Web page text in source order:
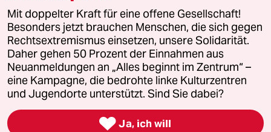
Alle Rechte vorbehalten. Bei rechtlichen Fragen oder für Genehmigungen
wenden Sie sich bitte an
lizenzen@taz.de
Feedback Redaktionsstatut Kommune-Richtlinien
Leitlinie Informant Datenschutz Impressum AGB
Seitenwende Einwilligungen widerrufen (Ads)
Mit doppelter Kraft für eine offene Gesellschaft!
Besonders jetzt brauchen Menschen, die sich gegen
Rechtsextremismus einsetzen, unsere Solidarität.
Daher gehen 50 Prozent der Einnahmen aus
Neuanmeldungen an „Alles beginnt im Zentrum“ –
eine Kampagne, die bedrohte linke Kulturzentren
und Jugendorte unterstützt. Sind Sie dabei?
 Ja, ich will